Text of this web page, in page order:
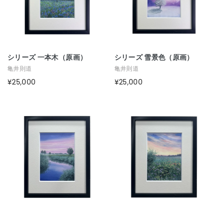
シリーズ 一本木（原画）
亀井則道
¥25,000
シリーズ 雪景色（原画）
亀井則道
¥25,000